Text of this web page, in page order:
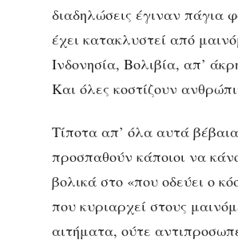
διαδηλώσεις έγιναν πάγια
έχει κατακλυστεί από
Ινδονησία, Βολιβία, απ’
Και όλες κοστίζουν
Τίποτα απ’ όλα αυτά
προσπαθούν κάποιοι να
βολικά στο «που οδεύει ο
που κυριαρχεί στους
αιτήματα, ούτε